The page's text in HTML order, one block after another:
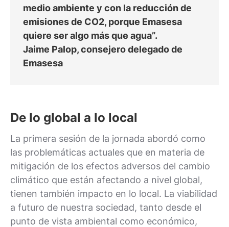
medio ambiente y con la reducción de
emisiones de CO2, porque Emasesa
quiere ser algo más que agua”.
Jaime Palop, consejero delegado de
Emasesa
De lo global a lo local
La primera sesión de la jornada abordó como
las problemáticas actuales que en materia de
mitigación de los efectos adversos del cambio
climático que están afectando a nivel global,
tienen también impacto en lo local. La viabilidad
a futuro de nuestra sociedad, tanto desde el
punto de vista ambiental como económico,